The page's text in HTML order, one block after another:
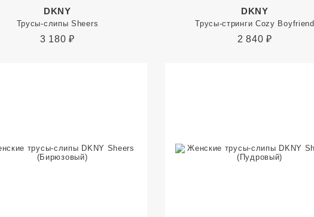
DKNY
Трусы-слипы Sheers
3 180 ₽
DKNY
Трусы-стринги Cozy Boyfriend
2 840 ₽